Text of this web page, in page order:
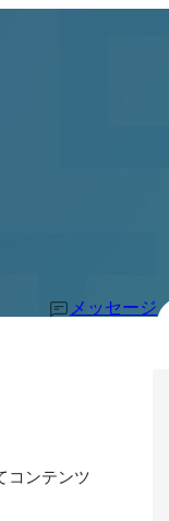
メッセージ
コンテンツ